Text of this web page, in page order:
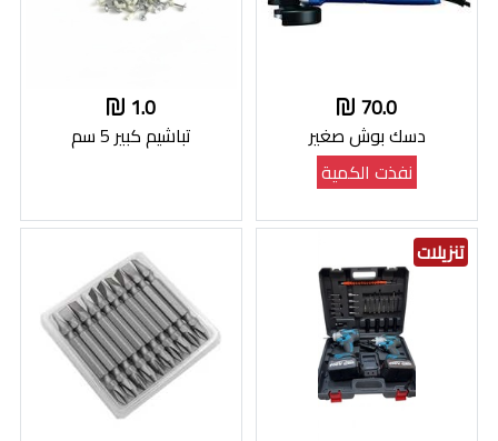
70.0
دسك بوش صغير
نفذت الكمية
1.0
تباشيم كبير 5 سم
تنزيلات